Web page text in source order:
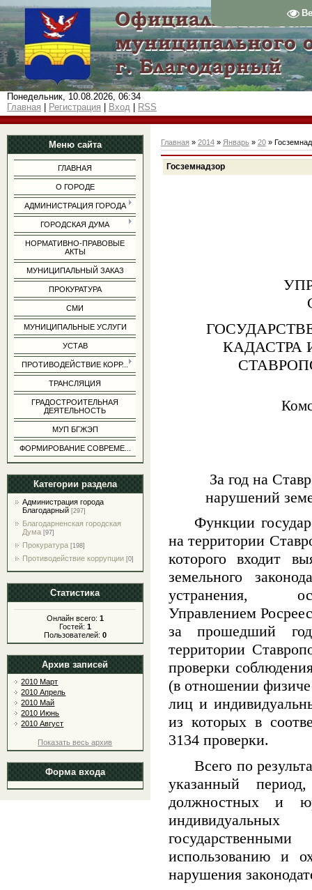
Понедельник, 10.08.2026, 06:34
Главная
Регистрация Вход RSS
Меню сайта
ГЛАВНАЯ
О ГОРОДЕ
АДМИНИСТРАЦИЯ ГОРОДА
ГОРОДСКАЯ ДУМА
НОРМАТИВНО-ПРАВОВЫЕ
АКТЫ
МУНИЦИПАЛЬНЫЙ ЗАКАЗ
ПРОКУРАТУРА
СМИ
МУНИЦИПАЛЬНЫЕ УСЛУГИ
УСТАВ
ПРОТИВОДЕЙСТВИЕ КОРР...
ТРАНСЛЯЦИЯ
ГРАДОСТРОИТЕЛЬНАЯ
ДЕЯТЕЛЬНОСТЬ
МУП БГЖЭП
ФОРМИРОВАНИЕ СОВРЕМЕ...
Категории раздела
Администрация города
Благодарный [297]
Благодарненская городская
Дума [97]
Прокуратура [198]
Противодействие коррупции [0]
Статистика
Онлайн всего: 1
Гостей: 1
Пользователей: 0
Архив записей
2010 Март
2010 Апрель
2010 Май
2010 Июнь
2010 Август
Показать весь архив
Форма входа
Главная » 2014 » Январь » 20»
Госземнадзор
КАДАСТРА
За год на
нарушений
Функции
на территории
которого входит
земельного
устранения,
Управлением
за прошедший
территории
проверки
(в отношении
лиц и
из которых в
3134 проверки.
Всего по
указанный
должностных и
использованию и
нарушения